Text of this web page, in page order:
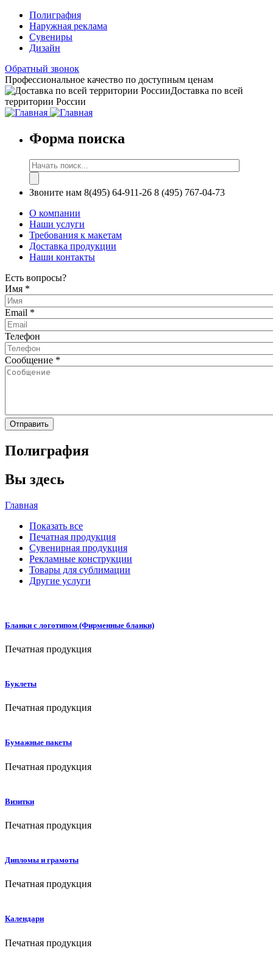
Полиграфия
Наружная реклама
Сувениры
Дизайн
Обратный звонок
Профессиональное качество по доступным ценам
Доставка по всей
территории России
Форма поиска
Звоните нам 8(495) 64-911-26 8 (495) 767-04-73
О компании
Наши услуги
Требования к макетам
Доставка продукции
Наши контакты
Есть вопросы?
Имя *
Email *
Телефон
Сообщение *
Полиграфия
Вы здесь
Главная
Показать все
Печатная продукция
Сувенирная продукция
Рекламные конструкции
Товары для сублимации
Другие услуги
Бланки с логотипом (Фирменные бланки)
Печатная продукция
Буклеты
Печатная продукция
Бумажные пакеты
Печатная продукция
Визитки
Печатная продукция
Дипломы и грамоты
Печатная продукция
Календари
Печатная продукция